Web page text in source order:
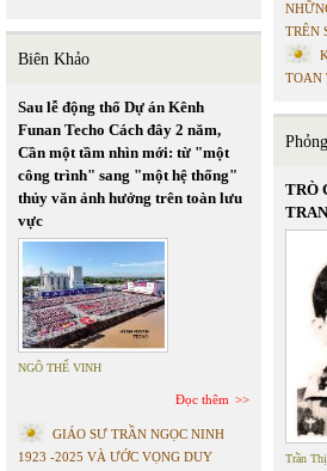
Biên Khảo
Sau lễ động thổ Dự án Kênh
Funan Techo Cách đây 2 năm,
Cần một tầm nhìn mới: từ "một
công trình" sang "một hệ thống"
thủy văn ảnh hưởng trên toàn lưu
vực
NGÔ THẾ VINH
Đọc thêm
GIÁO SƯ TRẦN NGỌC NINH
1923 -2025 VÀ ƯỚC VỌNG DUY
TRÊN
TOAN
TRÒ
Trần